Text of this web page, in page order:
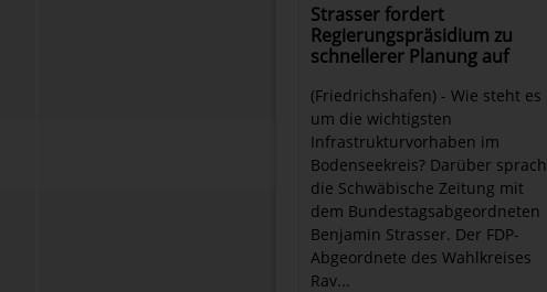
Strasser fordert
Regierungspräsidium zu
schnellerer Planung auf
(Friedrichshafen) - Wie steht es
um die wichtigsten
Infrastrukturvorhaben im
Bodenseekreis? Darüber sprach
die Schwäbische Zeitung mit
dem Bundestagsabgeordneten
Benjamin Strasser. Der FDP-
Abgeordnete des Wahlkreises
Rav...